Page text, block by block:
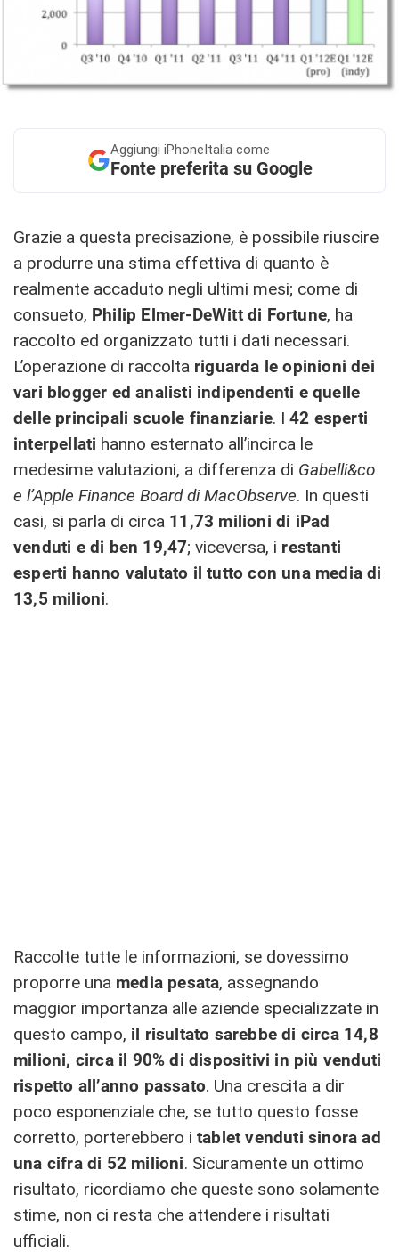
Aggiungi iPhoneItalia come
Fonte preferita su Google
Grazie a questa precisazione, è possibile riuscire
a produrre una stima effettiva di quanto è
realmente accaduto negli ultimi mesi; come di
consueto, Philip Elmer-DeWitt di Fortune, ha
raccolto ed organizzato tutti i dati necessari.
L’operazione di raccolta riguarda le opinioni dei
vari blogger ed analisti indipendenti e quelle
delle principali scuole finanziarie. I 42 esperti
interpellati hanno esternato all’incirca le
medesime valutazioni, a differenza di Gabelli&co
e l’Apple Finance Board di MacObserve. In questi
casi, si parla di circa 11,73 milioni di iPad
venduti e di ben 19,47; viceversa, i restanti
esperti hanno valutato il tutto con una media di
13,5 milioni.
Raccolte tutte le informazioni, se dovessimo
proporre una media pesata, assegnando
maggior importanza alle aziende specializzate in
questo campo, il risultato sarebbe di circa 14,8
milioni, circa il 90% di dispositivi in più venduti
rispetto all’anno passato. Una crescita a dir
poco esponenziale che, se tutto questo fosse
corretto, porterebbero i tablet venduti sinora ad
una cifra di 52 milioni. Sicuramente un ottimo
risultato, ricordiamo che queste sono solamente
stime, non ci resta che attendere i risultati
ufficiali.